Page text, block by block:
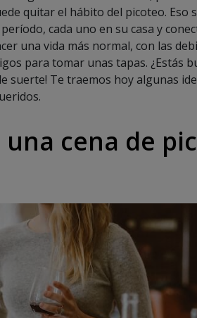
quitar el hábito del picoteo. Eso
cada uno en su casa y
una vida más normal, con las
para tomar unas tapas. ¿Estás
suerte! Te traemos hoy algunas
cena de